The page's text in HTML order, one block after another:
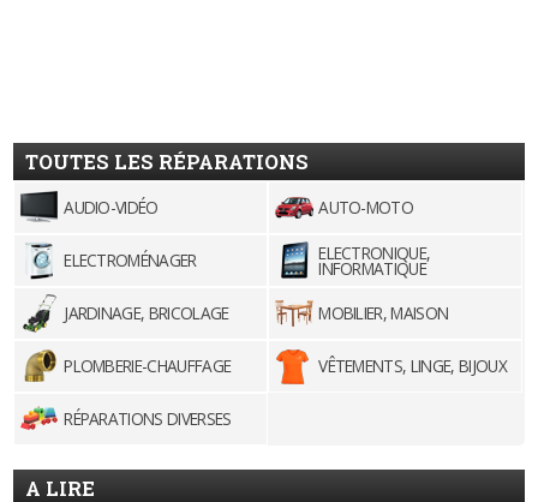
TOUTES LES RÉPARATIONS
AUDIO-VIDÉO AUTO-MOTO
ELECTROMÉNAGER ELECTRONIQUE,
INFORMATIQUE
JARDINAGE, BRICOLAGE
MOBILIER, MAISON
PLOMBERIE-CHAUFFAGE VÊTEMENTS, LINGE, BIJOUX
RÉPARATIONS DIVERSES
A LIRE